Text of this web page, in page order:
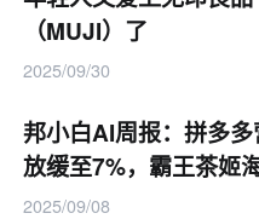
（MUJI）了
2025/09/30
邦小白AI周报：拼多
放缓至7%，霸王茶姬
77%
2025/09/08